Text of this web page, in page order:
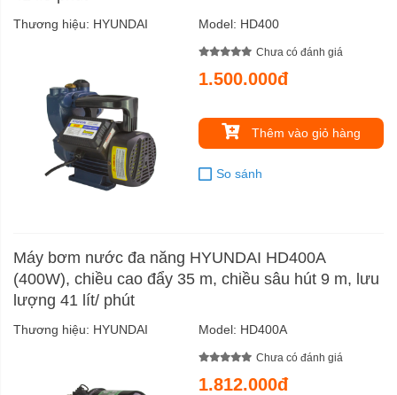
Thương hiệu: HYUNDAI Model: HD400
Chưa có đánh giá
1.500.000đ
Thêm vào giỏ hàng
So sánh
Máy bơm nước đa năng HYUNDAI HD400A
(400W), chiều cao đẩy 35 m, chiều sâu hút 9 m, lưu
lượng 41 lít/ phút
Thương hiệu: HYUNDAI Model: HD400A
Chưa có đánh giá
1.812.000đ